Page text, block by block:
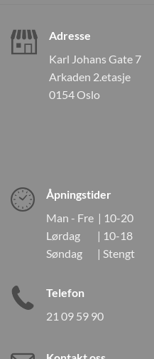
Adresse
Karl Johans Gate 7
Arkaden 2.etasje
0154 Oslo
Åpningstider
Man - Fre | 10-20
Lørdag | 10-18
Søndag | Stengt
Telefon
21 09 59 90